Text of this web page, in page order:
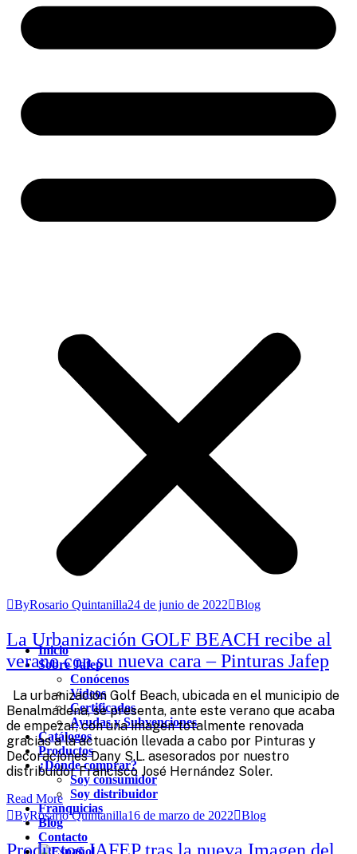
Inicio
Sobre Jafep
Conócenos
Videos
Certificados
Ayudas y Subvenciones
Catálogos
Productos
¿Dónde comprar?
Soy consumidor
Soy distribuidor
Franquicias
Blog
Contacto
ByRosario Quintanilla24 de junio de 2022 Blog
La Urbanización GOLF BEACH recibe al
verano con su nueva cara – Pinturas Jafep
La urbanización Golf Beach, ubicada en el municipio de
Benalmádena, se presenta, ante este verano que acaba
de empezar, con una imagen totalmente renovada
gracias a la actuación llevada a cabo por Pinturas y
Decoraciones Dany S.L. asesorados por nuestro
distribuidor Francisco José Hernández Soler.
Read More
ByRosario Quintanilla16 de marzo de 2022 Blog
Productos JAFEP tras la nueva Imagen del